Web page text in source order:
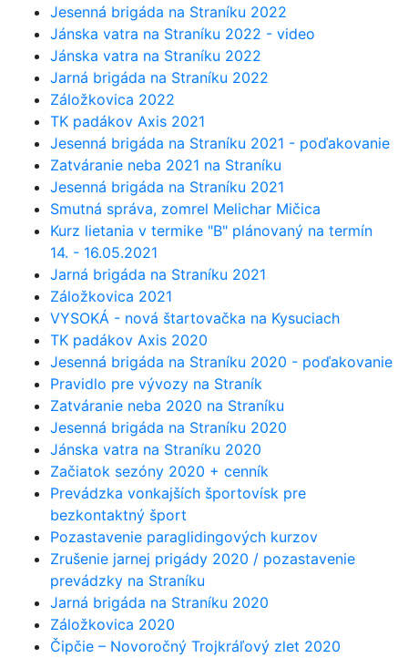
Jesenná brigáda na Straníku 2022
Jánska vatra na Straníku 2022 - video
Jánska vatra na Straníku 2022
Jarná brigáda na Straníku 2022
Záložkovica 2022
TK padákov Axis 2021
Jesenná brigáda na Straníku 2021 - poďakovanie
Zatváranie neba 2021 na Straníku
Jesenná brigáda na Straníku 2021
Smutná správa, zomrel Melichar Mičica
Kurz lietania v termike "B" plánovaný na termín
14. - 16.05.2021
Jarná brigáda na Straníku 2021
Záložkovica 2021
VYSOKÁ - nová štartovačka na Kysuciach
TK padákov Axis 2020
Jesenná brigáda na Straníku 2020 - poďakovanie
Pravidlo pre vývozy na Straník
Zatváranie neba 2020 na Straníku
Jesenná brigáda na Straníku 2020
Jánska vatra na Straníku 2020
Začiatok sezóny 2020 + cenník
Prevádzka vonkajších športovísk pre
bezkontaktný šport
Pozastavenie paraglidingových kurzov
Zrušenie jarnej prigády 2020 / pozastavenie
prevádzky na Straníku
Jarná brigáda na Straníku 2020
Záložkovica 2020
Čipčie – Novoročný Trojkráľový zlet 2020